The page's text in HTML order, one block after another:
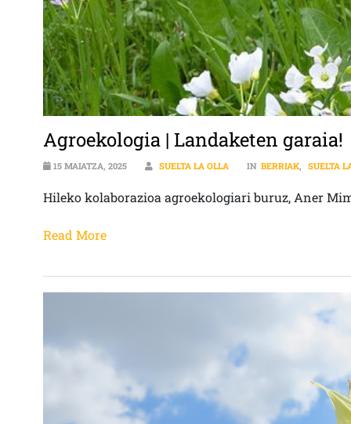
Agroekologia | Landaketen garaia!
15 MAIATZA, 2025 SUELTA LA OLLA IN BERRIAK, SUELTA
Hileko kolaborazioa agroekologiari buruz, Aner
Read More